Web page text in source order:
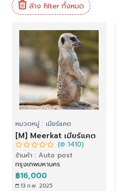
ล้าง filter ทั้งหมด
หมวดหมู่ : เมียร์แคต
[M] Meerkat เมียร์แคต
( 1410)
ร้านค้า : Auto post
กรุงเทพมหานคร
฿16,000
13 ก.พ. 2025